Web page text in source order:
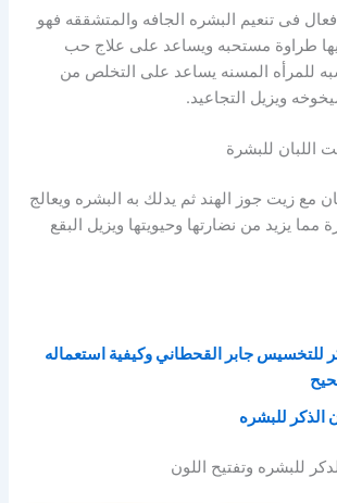
فعال فى تنعيم البشره الجافه والمتشققه فهو
طراوة مستحبه ويساعد على علاج حب
للمرأه المسنه يساعد على التخلص من
ويزيل التجاعيد.
اللبان للبشرة
مع زيت جوز الهند ثم يدلك به البشره ويعالج
مما يزيد من نضارتها وحيويتها ويزيل البقع
للتخسيس جابر القحطاني وكيفية استعماله
الذكر للبشره
للبشره وتفتيح اللون